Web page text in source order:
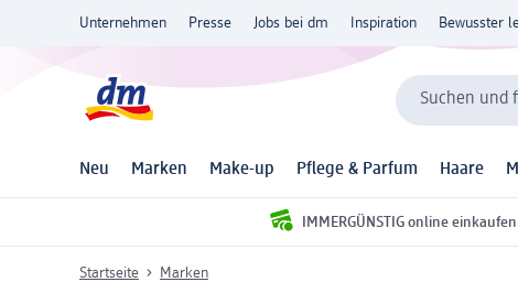
Unternehmen Presse Jobs bei dm Inspiration Bewusster
Suchen und
Neu Marken Make-up Pflege & Parfum Haare
IMMERGÜNSTIG online einkaufen
Startseite Marken